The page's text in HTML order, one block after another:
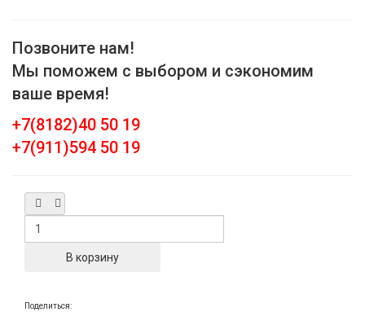
Позвоните нам!
Мы поможем с выбором и сэкономим
ваше время!
+7(8182)40 50 19
+7(911)594 50 19
Поделиться: